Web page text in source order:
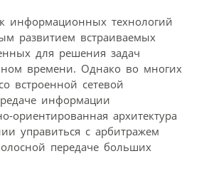
информационных технологий
развитием встраиваемых
для решения задач
времени. Однако во многих
встроенной сетевой
информации
ориентированная архитектура
управиться с арбитражем
передаче больших